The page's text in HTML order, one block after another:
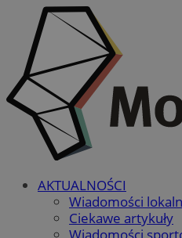
AKTUALNOŚCI
Wiadomości
Ciekawe artykuły